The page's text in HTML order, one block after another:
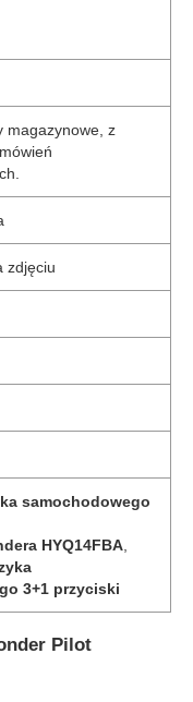
magazynowe, z
zdjęciu
samochodowego
HYQ14FBA
3+1 przyciski
Pilot